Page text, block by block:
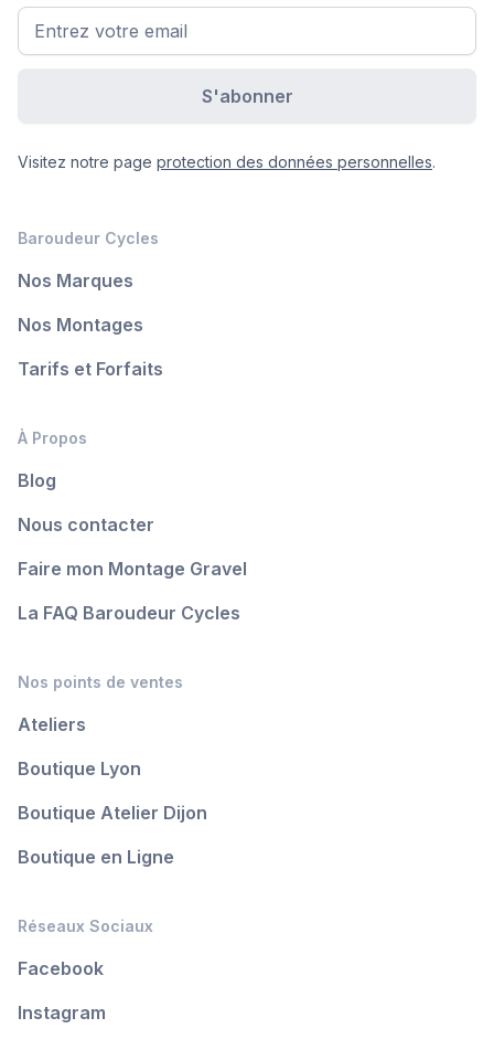
Visitez notre page protection des données personnelles.
Baroudeur Cycles
Nos Marques
Nos Montages
Tarifs et Forfaits
À Propos
Blog
Nous contacter
Faire mon Montage Gravel
La FAQ Baroudeur Cycles
Nos points de ventes
Ateliers
Boutique Lyon
Boutique Atelier Dijon
Boutique en Ligne
Réseaux Sociaux
Facebook
Instagram